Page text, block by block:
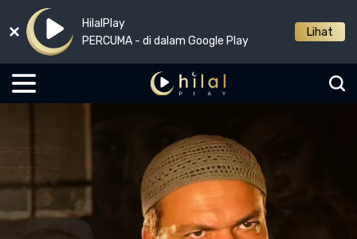
HilalPlay
PERCUMA - di dalam Google Play
Lihat